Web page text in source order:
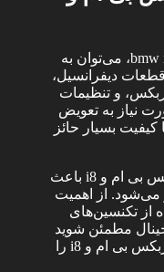
از جمله مراحل مهم در تعمیر گیربکس bmw i8، می‌توان به
دیفرانسیل،
و تنظیمات
نیاز به تعویض
بسیار حائز
در نهایت، تعمیر و نگهداری مناسب گیربکس بی ام و i8 باعث
می‌شود. از اهمیت
از تکنسین‌های
مطمئن شوید
تا از رانندگی لذت ببرید و مشکلات در گیربکس بی ام و i8 را